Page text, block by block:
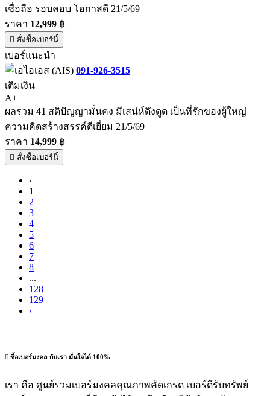
เชื่อถือ รอบคอบ โอกาสดี 21/5/69
ราคา 12,999 ฿
สั่งซื้อเบอร์นี้
เบอร์แนะนำ
091-926-3515
เติมเงิน
A+
ผลรวม 41 สติปัญญามั่นคง มีเสน่ห์ดึงดูด เป็นที่รักของผู้ใหญ่
ความคิดสร้างสรรค์ดีเยี่ยม 21/5/69
ราคา 14,999 ฿
สั่งซื้อเบอร์นี้
‹
1
2
3
4
5
6
7
8
...
128
129
›
ซื้อเบอร์มงคล กับเรา มั่นใจได้ 100%
เรา คือ ศูนย์รวมเบอร์มงคลคุณภาพคัดเกรด เบอร์ดีรับทรัพย์